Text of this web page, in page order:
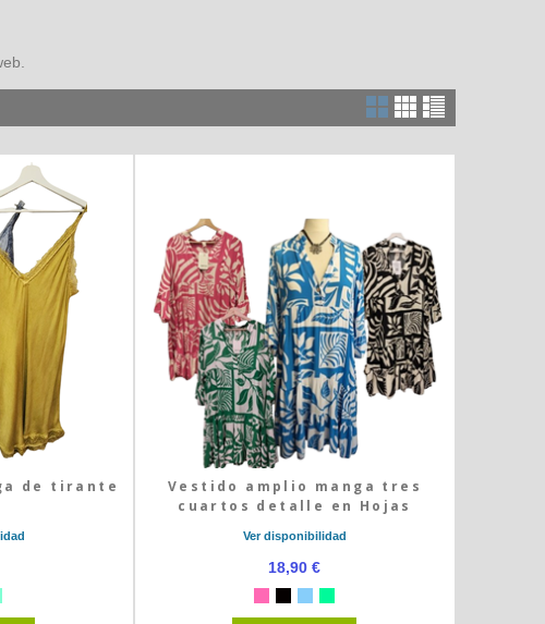
de tirante
Vestido amplio manga tres
cuartos detalle en Hojas
Ver disponibilidad
18,90 €